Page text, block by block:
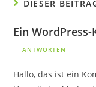
DIESER
Ein
ANTWORTEN
Hallo, das ist ein